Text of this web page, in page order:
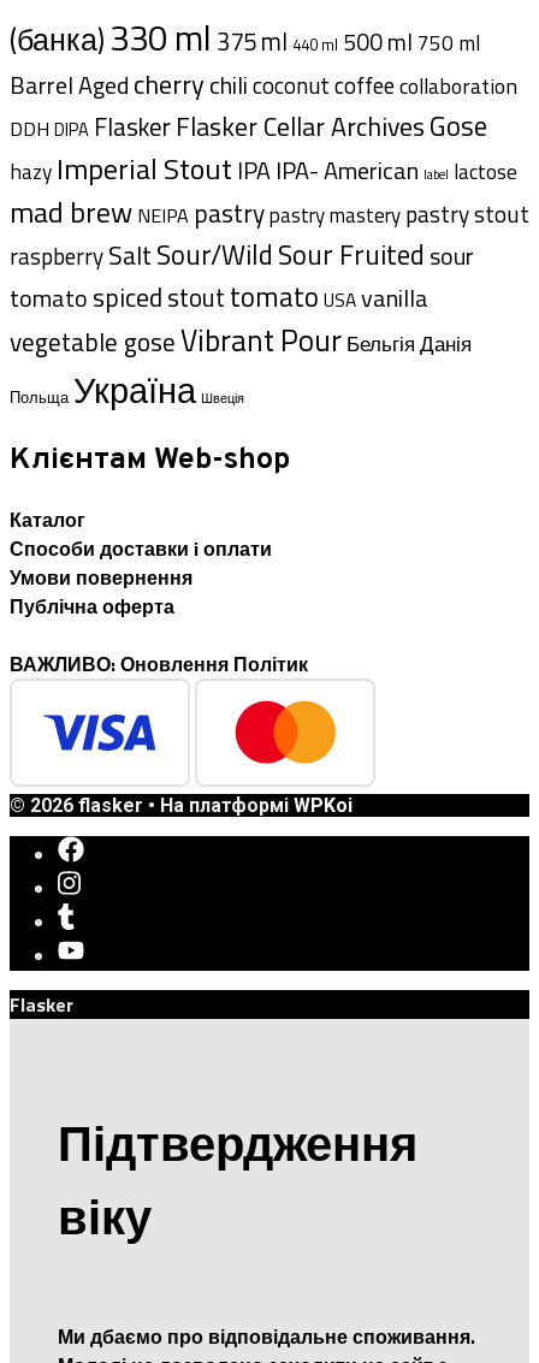
(банка)330 ml 375 ml 440 ml 500 ml 750 ml
Barrel Agedcherrychilicoconutcoffeecollaboration
DDH DIPA FlaskerFlasker Cellar ArchivesGose
hazy Imperial Stout IPA IPA- American label lactose
mad brew NEIPA pastrypastry masterypastry stout
raspberrySaltSour/Wild Sour Fruited sour
tomatospicedstouttomato USAvanilla
vegetable goseVibrant PourБельгіяДанія
Польща Україна Швеція
Клієнтам Web-shop
Каталог
Способи доставки i оплати
Умови повернення
Публічна оферта
ВАЖЛИВО: Оновлення Політик
© 2026 flasker • На платформі WPKoi
Flasker
Підтвердження
віку
Ми дбаємо про відповідальне споживання.